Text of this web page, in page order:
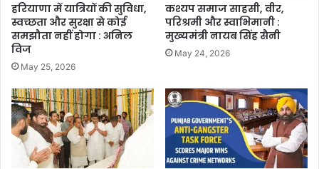
हरियाणा में यात्रियों की सुविधा,
स्वच्छता और सुरक्षा से कोई
समझौता नहीं होगा : अनिल
विज
May 25, 2026
कश्यप समाज साहसी, वीर,
परिश्रमी और स्वाभिमानी :
मुख्यमंत्री नायब सिंह सैनी
May 24, 2026